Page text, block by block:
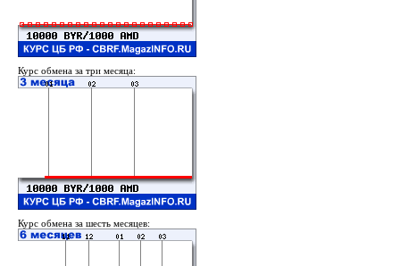
Курс обмена за три месяца:
Курс обмена за шесть месяцев: